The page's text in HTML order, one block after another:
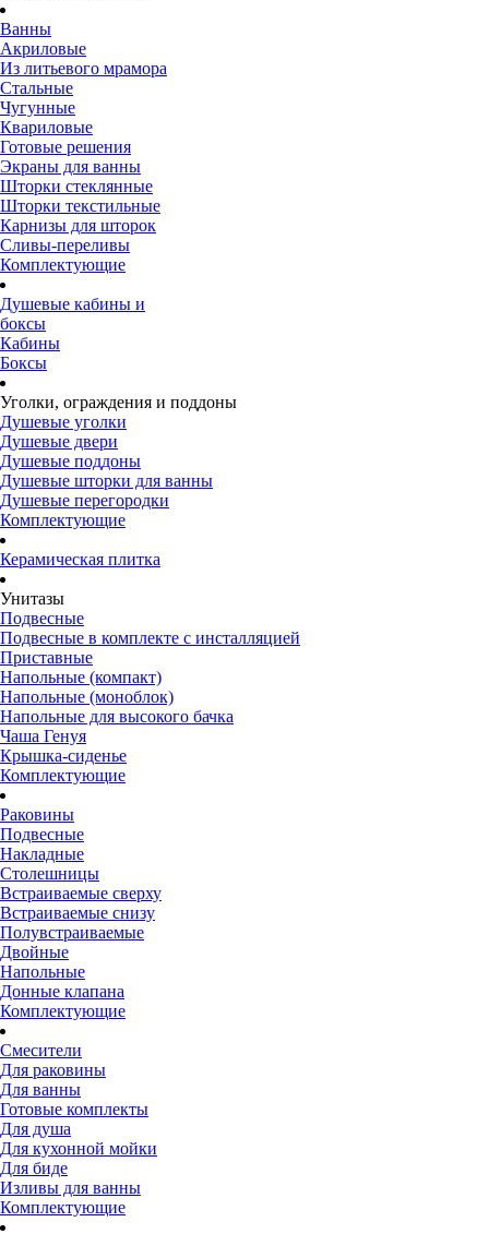
Ванны
Акриловые
Из литьевого мрамора
Стальные
Чугунные
Квариловые
Готовые решения
Экраны для ванны
Шторки стеклянные
Шторки текстильные
Карнизы для шторок
Сливы-переливы
Комплектующие
Душевые кабины и
боксы
Кабины
Боксы
Уголки, ограждения и поддоны
Душевые уголки
Душевые двери
Душевые поддоны
Душевые шторки для ванны
Душевые перегородки
Комплектующие
Керамическая плитка
Унитазы
Подвесные
Подвесные в комплекте с инсталляцией
Приставные
Напольные (компакт)
Напольные (моноблок)
Напольные для высокого бачка
Чаша Генуя
Крышка-сиденье
Комплектующие
Раковины
Подвесные
Накладные
Столешницы
Встраиваемые сверху
Встраиваемые снизу
Полувстраиваемые
Двойные
Напольные
Донные клапана
Комплектующие
Смесители
Для раковины
Для ванны
Готовые комплекты
Для душа
Для кухонной мойки
Для биде
Изливы для ванны
Комплектующие